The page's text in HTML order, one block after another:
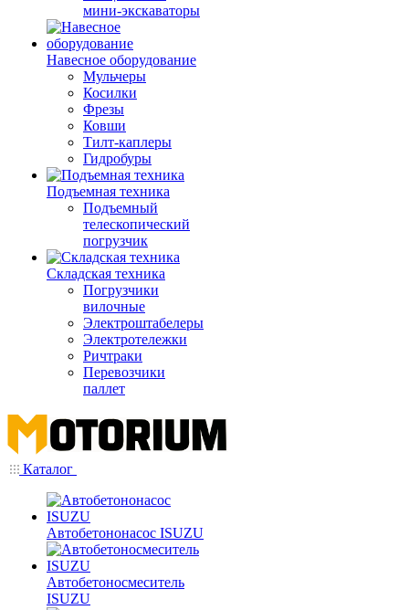
мини-экскаваторы
Навесное оборудование
Мульчеры
Косилки
Фрезы
Ковши
Тилт-каплеры
Гидробуры
Подъемная техника
Подъемный
телескопический
погрузчик
Складская техника
Погрузчики
вилочные
Электроштабелеры
Электротележки
Ричтраки
Перевозчики
паллет
Каталог
Автобетононасос ISUZU
Автобетоносмеситель
ISUZU